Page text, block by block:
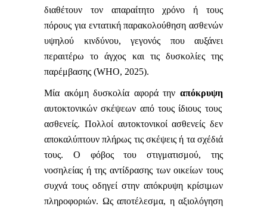
διαθέτουν τον απαραίτητο χρόνο ή τους
πόρους για εντατική παρακολούθηση ασθενών
υψηλού κινδύνου, γεγονός που αυξάνει
περαιτέρω το άγχος και τις δυσκολίες της
παρέμβασης (WHO, 2025).
Μία ακόμη δυσκολία αφορά την απόκρυψη
αυτοκτονικών σκέψεων από τους ίδιους τους
ασθενείς. Πολλοί αυτοκτονικοί ασθενείς δεν
αποκαλύπτουν πλήρως τις σκέψεις ή τα σχέδιά
τους. Ο φόβος του στιγματισμού, της
νοσηλείας ή της αντίδρασης των οικείων τους
συχνά τους οδηγεί στην απόκρυψη κρίσιμων
πληροφοριών. Ως αποτέλεσμα, η αξιολόγηση